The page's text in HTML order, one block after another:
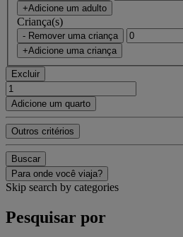
+Adicione um adulto
Criança(s)
- Remover uma criança
+Adicione uma criança
Excluir
Adicione um quarto
Outros critérios
Buscar
Para onde você viaja?
Skip search by categories
Pesquisar por